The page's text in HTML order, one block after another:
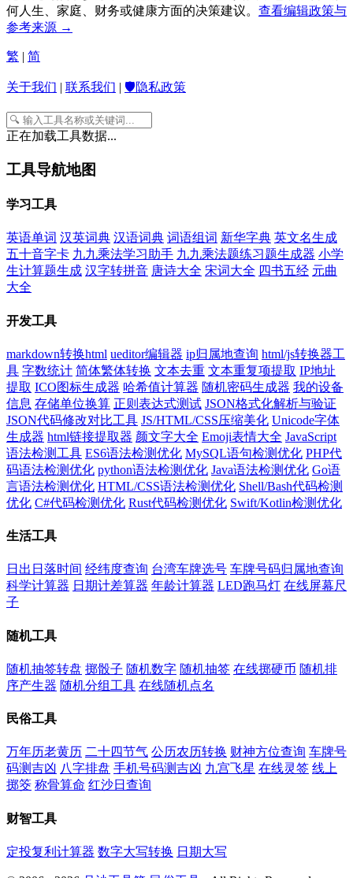
何人生、家庭、财务或健康方面的决策建议。 查看编辑政策与
参考来源 →
繁 | 简
关于我们 | 联系我们 | 🛡️隐私政策
正在加载工具数据...
工具导航地图
学习工具
英语单词 汉英词典 汉语词典 词语组词 新华字典 英文名生成
五十音字卡 九九乘法学习助手 九九乘法题练习题生成器 小学
生计算题生成 汉字转拼音 唐诗大全 宋词大全 四书五经 元曲
大全
开发工具
markdown转换html ueditor编辑器 ip归属地查询 html/js转换器工
具 字数统计 简体繁体转换 文本去重 文本重复项提取 IP地址
提取 ICO图标生成器 哈希值计算器 随机密码生成器 我的设备
信息 存储单位换算 正则表达式测试 JSON格式化解析与验证
JSON代码修改对比工具 JS/HTML/CSS压缩美化 Unicode字体
生成器 html链接提取器 颜文字大全 Emoji表情大全 JavaScript
语法检测工具 ES6语法检测优化 MySQL语句检测优化 PHP代
码语法检测优化 python语法检测优化 Java语法检测优化 Go语
言语法检测优化 HTML/CSS语法检测优化 Shell/Bash代码检测
优化 C#代码检测优化 Rust代码检测优化 Swift/Kotlin检测优化
生活工具
日出日落时间 经纬度查询 台湾车牌选号 车牌号码归属地查询
科学计算器 日期计差算器 年龄计算器 LED跑马灯 在线屏幕尺
子
随机工具
随机抽签转盘 掷骰子 随机数字 随机抽签 在线掷硬币 随机排
序产生器 随机分组工具 在线随机点名
民俗工具
万年历老黄历 二十四节气 公历农历转换 财神方位查询 车牌号
码测吉凶 八字排盘 手机号码测吉凶 九宫飞星 在线灵签 线上
掷筊 称骨算命 红沙日查询
财智工具
定投复利计算器 数字大写转换 日期大写